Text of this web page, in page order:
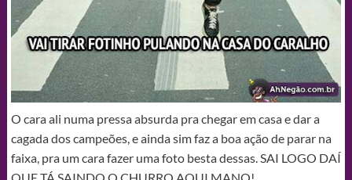
O cara ali numa pressa absurda pra chegar em casa e dar a
cagada dos campeões, e ainda sim faz a boa ação de parar na
faixa, pra um cara fazer uma foto besta dessas. SAI LOGO DAÍ